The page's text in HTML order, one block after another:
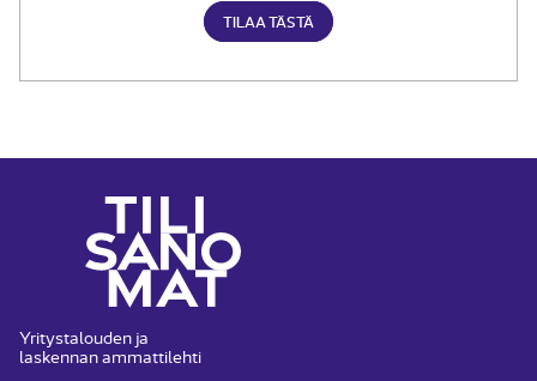
TILAA TÄSTÄ
Yritystalouden ja
laskennan ammattilehti